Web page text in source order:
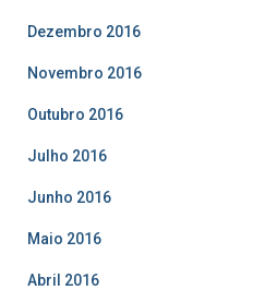
Dezembro 2016
Novembro 2016
Outubro 2016
Julho 2016
Junho 2016
Maio 2016
Abril 2016